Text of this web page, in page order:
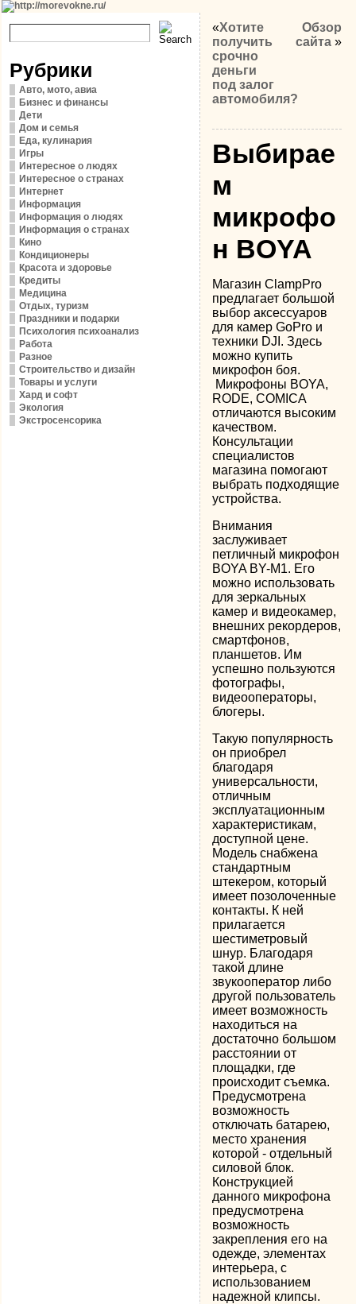
Рубрики
Авто, мото, авиа
Бизнес и финансы
Дети
Дом и семья
Еда, кулинария
Игры
Интересное о людях
Интересное о странах
Интернет
Информация
Информация о людях
Информация о странах
Кино
Кондиционеры
Красота и здоровье
Кредиты
Медицина
Отдых, туризм
Праздники и подарки
Психология психоанализ
Работа
Разное
Строительство и дизайн
Товары и услуги
Хард и софт
Экология
Экстросенсорика
«Хотите
получить
срочно
деньги
под залог
автомобиля?
Обзор
сайта »
Выбирае
м
микрофо
н BOYA
Магазин ClampPro
предлагает большой
выбор аксессуаров
для камер GoPro и
техники DJI. Здесь
можно купить
микрофон боя.
Микрофоны BOYA,
RODE, COMICA
отличаются высоким
качеством.
Консультации
специалистов
магазина помогают
выбрать подходящие
устройства.
Внимания
заслуживает
петличный микрофон
BOYA BY-M1. Его
можно использовать
для зеркальных
камер и видеокамер,
внешних рекордеров,
смартфонов,
планшетов. Им
успешно пользуются
фотографы,
видеооператоры,
блогеры.
Такую популярность
он приобрел
благодаря
универсальности,
отличным
эксплуатационным
характеристикам,
доступной цене.
Модель снабжена
стандартным
штекером, который
имеет позолоченные
контакты. К ней
прилагается
шестиметровый
шнур. Благодаря
такой длине
звукооператор либо
другой пользователь
имеет возможность
находиться на
достаточно большом
расстоянии от
площадки, где
происходит съемка.
Предусмотрена
возможность
отключать батарею,
место хранения
которой - отдельный
силовой блок.
Конструкцией
данного микрофона
предусмотрена
возможность
закрепления его на
одежде, элементах
интерьера, с
использованием
надежной клипсы.